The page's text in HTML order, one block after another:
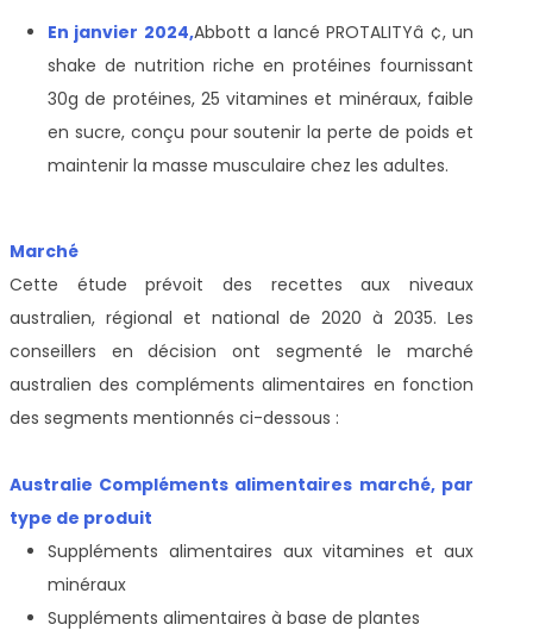
En janvier 2024,Abbott a lancé PROTALITYâ ¢, un
shake de nutrition riche en protéines fournissant
30g de protéines, 25 vitamines et minéraux, faible
en sucre, conçu pour soutenir la perte de poids et
maintenir la masse musculaire chez les adultes.
Marché
Cette étude prévoit des recettes aux niveaux
australien, régional et national de 2020 à 2035. Les
conseillers en décision ont segmenté le marché
australien des compléments alimentaires en fonction
des segments mentionnés ci-dessous :
Australie Compléments alimentaires marché, par
type de produit
Suppléments alimentaires aux vitamines et aux
minéraux
Suppléments alimentaires à base de plantes